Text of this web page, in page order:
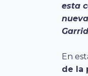
esta
En
de la